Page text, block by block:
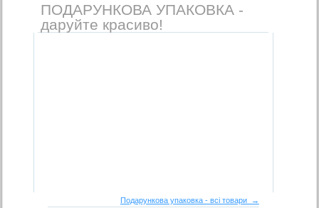
ПОДАРУНКОВА УПАКОВКА -
даруйте красиво!
Подарункова упаковка - всі товари →